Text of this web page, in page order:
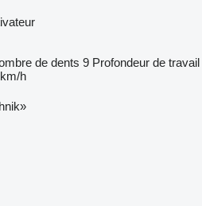
de dents 9 Profondeur de travail
h